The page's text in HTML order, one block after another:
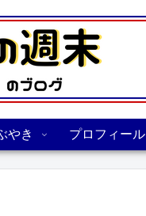
やき プロフィール